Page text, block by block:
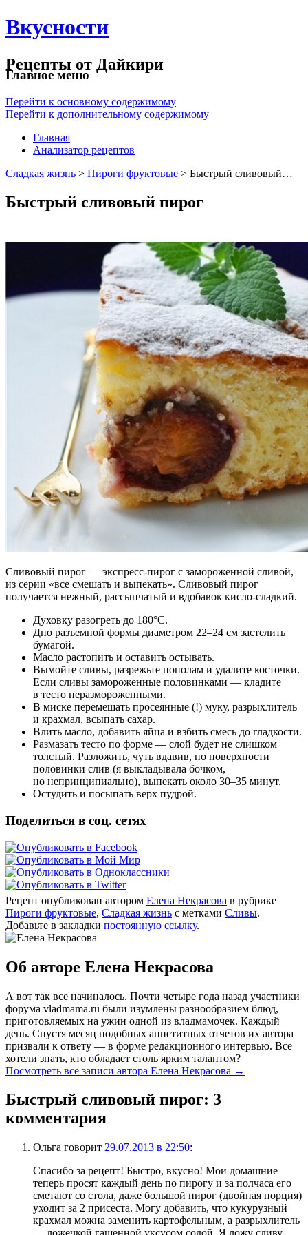
Вкусности
Рецепты от Дайкири
Главное меню
Перейти к основному содержимому
Перейти к дополнительному содержимому
Главная
Анализатор рецептов
Сладкая жизнь > Пироги фруктовые > Быстрый сливовый…
Быстрый сливовый пирог
Сливовый пирог — экспресс-пирог с замороженной сливой,
из серии «все смешать и выпекать». Сливовый пирог
получается нежный, рассыпчатый и вдобавок кисло-сладкий.
Духовку разогреть до 180°С.
Дно разъемной формы диаметром 22–24 см застелить
бумагой.
Масло растопить и оставить остывать.
Вымойте сливы, разрежьте пополам и удалите косточки.
Если сливы замороженные половинками — кладите
в тесто неразмороженными.
В миске перемешать просеянные (!) муку, разрыхлитель
и крахмал, всыпать сахар.
Влить масло, добавить яйца и взбить смесь до гладкости.
Размазать тесто по форме — слой будет не слишком
толстый. Разложить, чуть вдавив, по поверхности
половинки слив (я выкладывала бочком,
но непринципиально), выпекать около 30–35 минут.
Остудить и посыпать верх пудрой.
Поделиться в соц. сетях
Рецепт опубликован автором Елена Некрасова в рубрике
Пироги фруктовые, Сладкая жизнь с метками Сливы.
Добавьте в закладки постоянную ссылку.
Об авторе Елена Некрасова
А вот так все начиналось. Почти четыре года назад участники
форума vladmama.ru были изумлены разнообразием блюд,
приготовляемых на ужин одной из владмамочек. Каждый
день. Спустя месяц подобных аппетитных отчетов их автора
призвали к ответу — в форме редакционного интервью. Все
хотели знать, кто обладает столь ярким талантом?
Посмотреть все записи автора Елена Некрасова →
Быстрый сливовый пирог: 3
комментария
Ольга говорит 29.07.2013 в 22:50:
Спасибо за рецепт! Быстро, вкусно! Мои домашние
теперь просят каждый день по пирогу и за полчаса его
сметают со стола, даже большой пирог (двойная порция)
уходит за 2 присеста. Могу добавить, что кукурузный
крахмал можна заменить картофельным, а разрыхлитель